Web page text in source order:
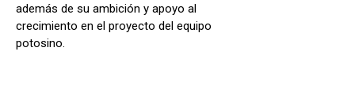
además de su ambición y apoyo al
crecimiento en el proyecto del equipo
potosino.